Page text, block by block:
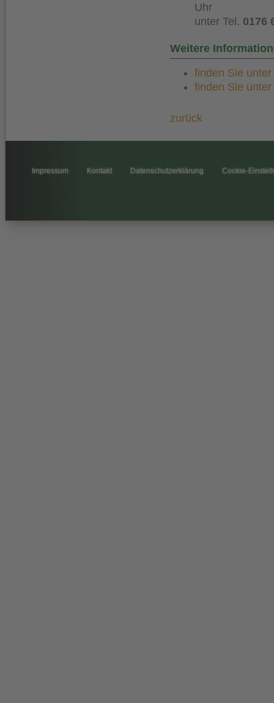
Uhr
unter Tel. 0176
Weitere
finden Sie
finden Sie
zurück
Impressum Kontakt Datenschutzerklärung Cookie-